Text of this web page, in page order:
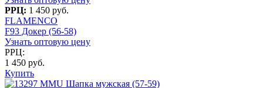
РРЦ: 1 450 руб.
FLAMENCO
F93 Докер (56-58)
Узнать оптовую цену
РРЦ:
1 450 руб.
Купить